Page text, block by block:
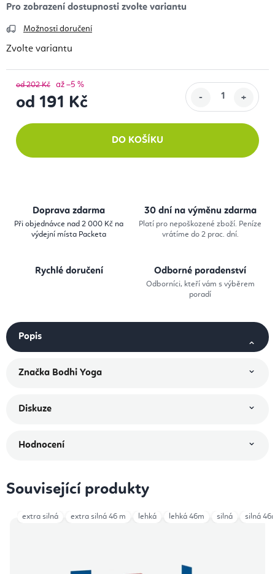
Možnosti doručení
Zvolte variantu
od 202 Kč až –5 %
od 191 Kč
DO KOŠÍKU
Doprava zdarma
Při objednávce nad 2 000 Kč na
výdejní místa Packeta
30 dní na výměnu zdarma
Platí pro nepoškozené zboží. Peníze
vrátíme do 2 prac. dní.
Rychlé doručení Odborné poradenství
Odborníci, kteří vám s výběrem
poradí
Popis
Značka Bodhi Yoga
Diskuze
Hodnocení
Související produkty
extra silná extra silná 46 m lehká lehká 46m silná silná